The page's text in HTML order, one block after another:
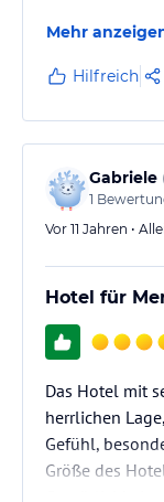
Mehr
Hilfreich
Gabriele
1
Vor 11 Jahren •
Hotel für
Das Hotel mit
herrlichen
Gefühl,
Größe des